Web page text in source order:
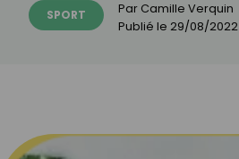
SPORT Par Camille Verquin
Publié le 29/08/2022